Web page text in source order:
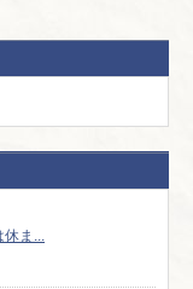
休ま...